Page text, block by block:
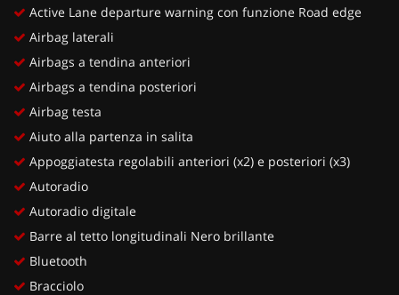
Active Lane departure warning con funzione Road edge
Airbag laterali
Airbags a tendina anteriori
Airbags a tendina posteriori
Airbag testa
Aiuto alla partenza in salita
Appoggiatesta regolabili anteriori (x2) e posteriori (x3)
Autoradio
Autoradio digitale
Barre al tetto longitudinali Nero brillante
Bluetooth
Bracciolo